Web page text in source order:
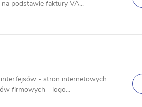
podstawie faktury VA...
interfejsów - stron internetowych
firmowych - logo...